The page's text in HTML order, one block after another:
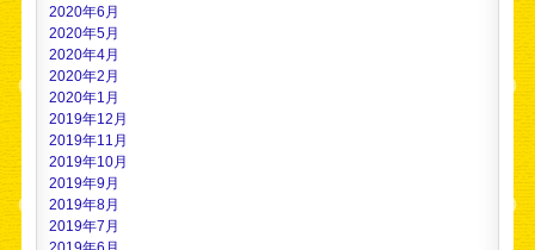
2020年6月
2020年5月
2020年4月
2020年2月
2020年1月
2019年12月
2019年11月
2019年10月
2019年9月
2019年8月
2019年7月